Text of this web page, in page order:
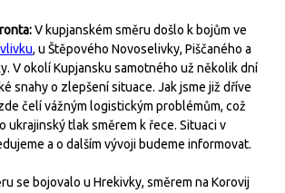
V kupjanském směru došlo k bojům ve
, u Štěpového Novoselivky, Piščaného a
V okolí Kupjansku samotného už několik dní
snahy o zlepšení situace. Jak jsme již dříve
čelí vážným logistickým problémům, což
ukrajinský tlak směrem k řece. Situaci v
a o dalším vývoji budeme informovat.
se bojovalo u Hrekivky, směrem na Korovij